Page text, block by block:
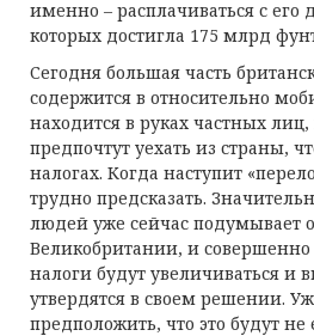
именно – расплачиваться с его
которых достигла 175 млрд
Сегодня большая часть
содержится в относительно
находится в руках частных
предпочтут уехать из страны,
налогах. Когда наступит
трудно предсказать.
людей уже сейчас подумывает
Великобритании, и
налоги будут увеличиваться и
утвердятся в своем решении.
предположить, что это будут